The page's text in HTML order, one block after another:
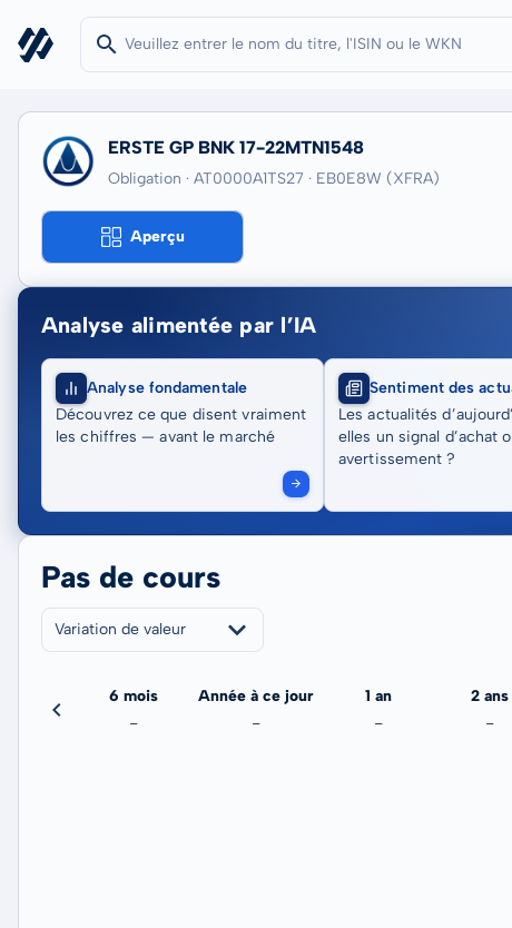
ERSTE GP BNK 17-22MTN1548
Obligation · AT0000A1TS27 · EB0E8W (XFRA)
Aperçu
Analyse alimentée par l’IA
Analyse fondamentale
Découvrez ce que disent vraiment
les chiffres — avant le marché
Sentiment des
Les actualités
elles un signal d’achat
avertissement ?
Pas de cours
Variation de valeur
6 mois
-
Année à ce jour
-
1 an
-
2 ans
-